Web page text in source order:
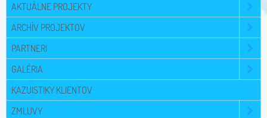
AKTUÁLNE PROJEKTY
ARCHÍV PROJEKTOV
PARTNERI
GALÉRIA
KAZUISTIKY KLIENTOV
ZMLUVY